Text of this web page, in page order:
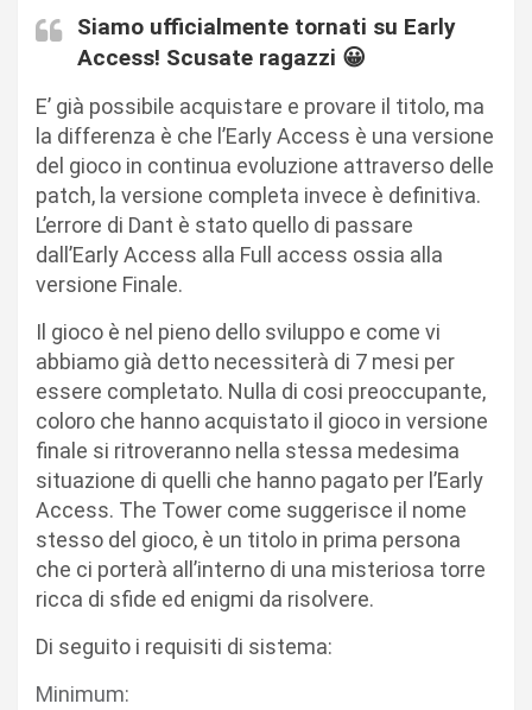
Siamo ufficialmente tornati su Early
Access! Scusate ragazzi 😀
E’ già possibile acquistare e provare il titolo, ma
la differenza è che l’Early Access è una versione
del gioco in continua evoluzione attraverso delle
patch, la versione completa invece è definitiva.
L’errore di Dant è stato quello di passare
dall’Early Access alla Full access ossia alla
versione Finale.
Il gioco è nel pieno dello sviluppo e come vi
abbiamo già detto necessiterà di 7 mesi per
essere completato. Nulla di cosi preoccupante,
coloro che hanno acquistato il gioco in versione
finale si ritroveranno nella stessa medesima
situazione di quelli che hanno pagato per l’Early
Access. The Tower come suggerisce il nome
stesso del gioco, è un titolo in prima persona
che ci porterà all’interno di una misteriosa torre
ricca di sfide ed enigmi da risolvere.
Di seguito i requisiti di sistema:
Minimum: